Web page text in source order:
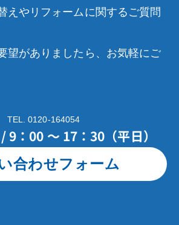
えやリフォームに関するご質問
望がありましたら、お気軽にご
TEL. 0120-164054
：00 ～ 17：30（平日）
合わせフォーム